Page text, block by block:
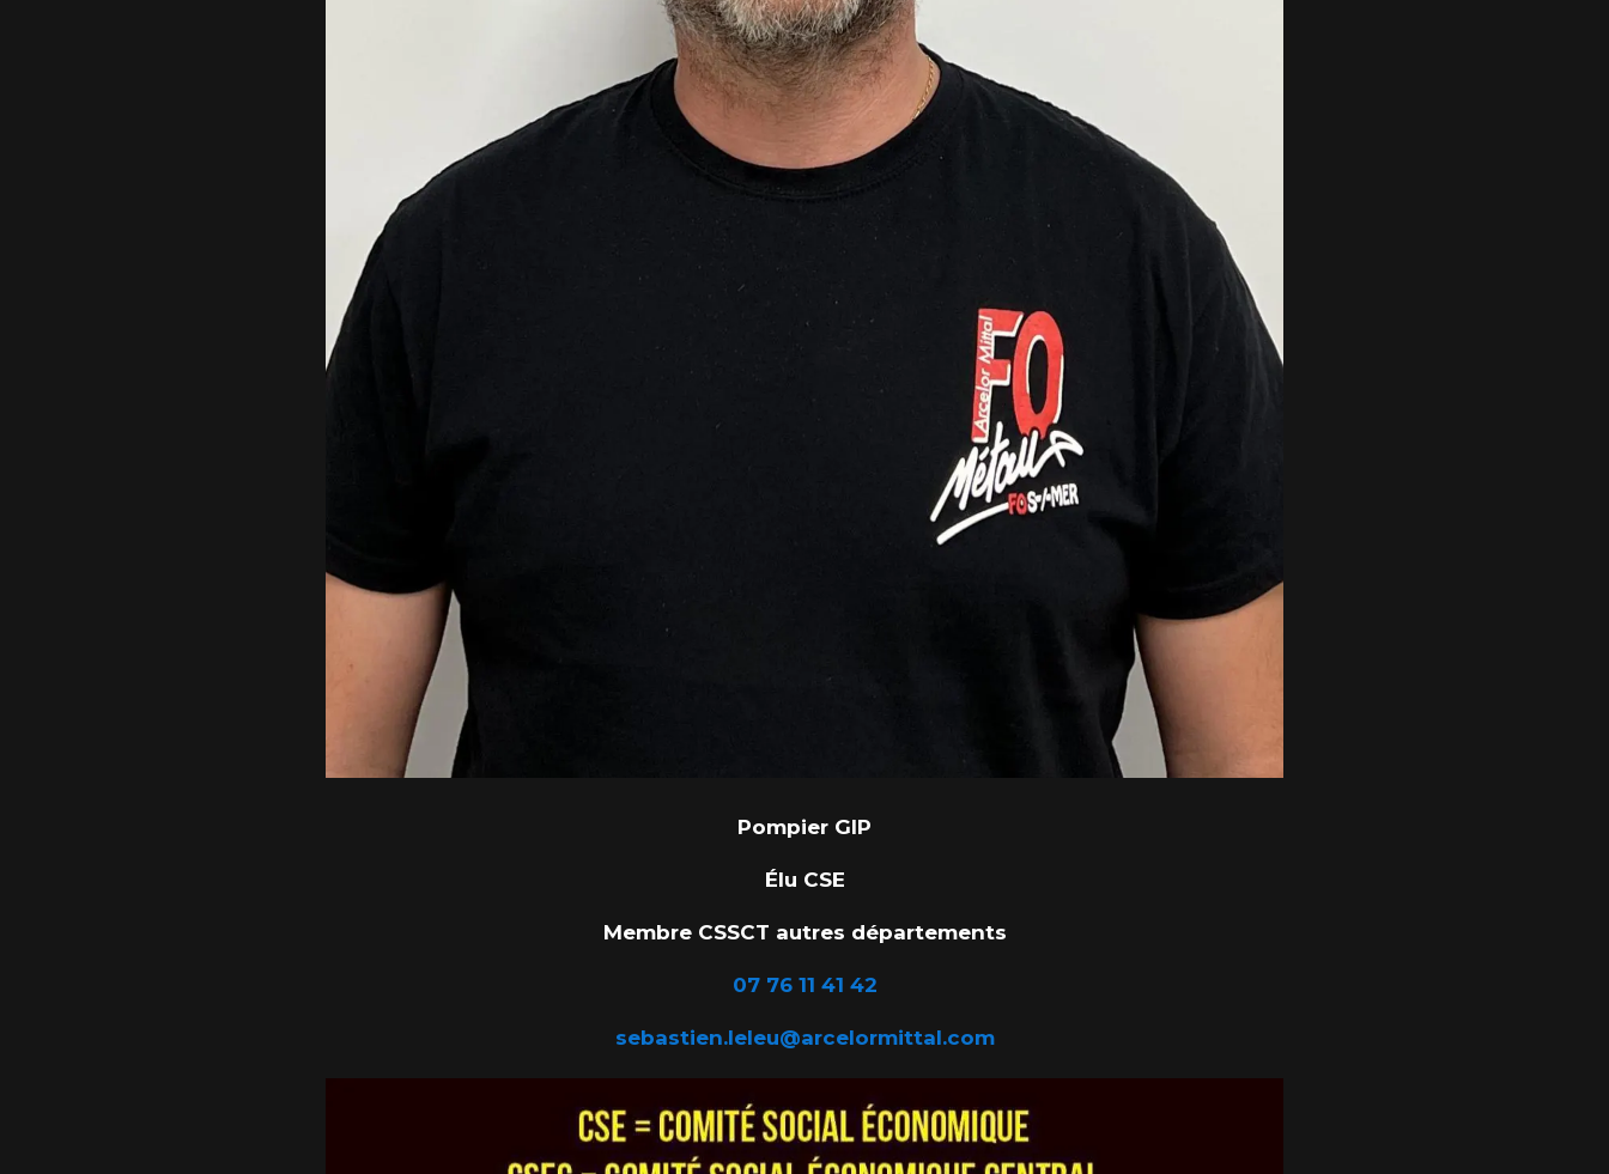
Pompier GIP
Élu CSE
Membre CSSCT autres départements
07 76 11 41 42
sebastien.leleu@arcelormittal.com